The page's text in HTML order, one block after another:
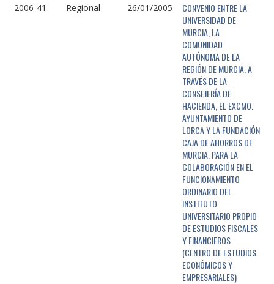
2006-41 Regional 26/01/2005
CONVENIO ENTRE LA
UNIVERSIDAD DE
MURCIA, LA
COMUNIDAD
AUTÓNOMA DE LA
REGIÓN DE MURCIA, A
TRAVÉS DE LA
CONSEJERÍA DE
HACIENDA, EL EXCMO.
AYUNTAMIENTO DE
LORCA Y LA FUNDACIÓN
CAJA DE AHORROS DE
MURCIA, PARA LA
COLABORACIÓN EN EL
FUNCIONAMIENTO
ORDINARIO DEL
INSTITUTO
UNIVERSITARIO PROPIO
DE ESTUDIOS FISCALES
Y FINANCIEROS
(CENTRO DE ESTUDIOS
ECONÓMICOS Y
EMPRESARIALES)